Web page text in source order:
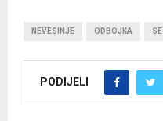
NEVESINJE ODBOJKA
PODIJELI